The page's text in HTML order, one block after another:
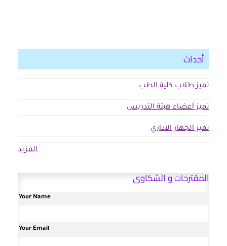
المقترحات و الشكاوى
Your Name
Your Email
أحداث
تميز طلاب كلية الطب
تميز أعضاء هيئة التدريس
تميز الجهاز الاداري
المزيد